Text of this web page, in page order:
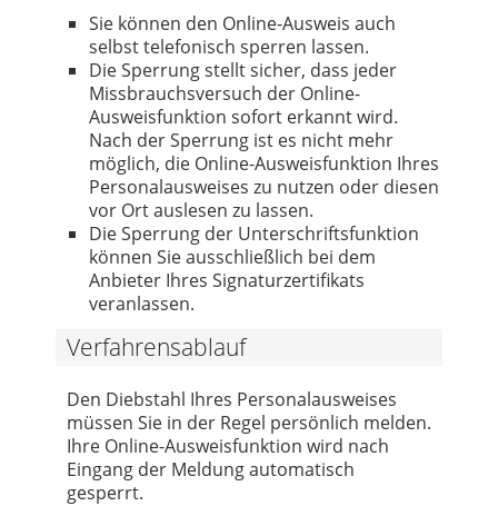
Sie können den Online-Ausweis auch
selbst telefonisch sperren lassen.
Die Sperrung stellt sicher, dass jeder
Missbrauchsversuch der Online-
Ausweisfunktion sofort erkannt wird.
Nach der Sperrung ist es nicht mehr
möglich, die Online-Ausweisfunktion Ihres
Personalausweises zu nutzen oder diesen
vor Ort auslesen zu lassen.
Die Sperrung der Unterschriftsfunktion
können Sie ausschließlich bei dem
Anbieter Ihres Signaturzertifikats
veranlassen.
Verfahrensablauf
Den Diebstahl Ihres Personalausweises
müssen Sie in der Regel persönlich melden.
Ihre Online-Ausweisfunktion wird nach
Eingang der Meldung automatisch
gesperrt.